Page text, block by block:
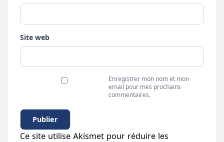
Site web
Enregistrer mon nom et mon
email pour mes prochains
commentaires.
Ce site utilise Akismet pour réduire les